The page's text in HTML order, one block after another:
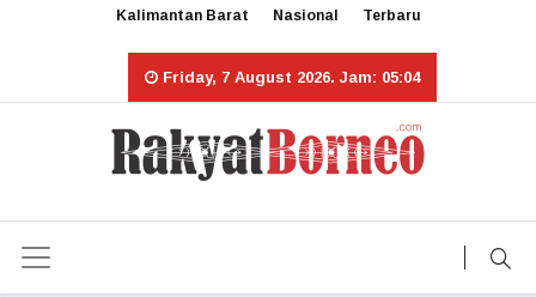
Kalimantan Barat Nasional Terbaru
Friday, 7 August 2026. Jam: 05:04